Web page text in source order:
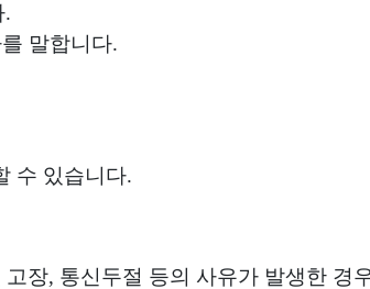
.
말합니다.
수 있습니다.
장, 통신두절 등의 사유가 발생한 경